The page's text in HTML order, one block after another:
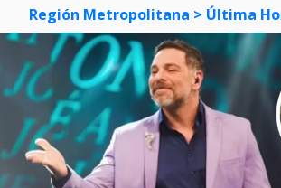
Región Metropolitana > Última